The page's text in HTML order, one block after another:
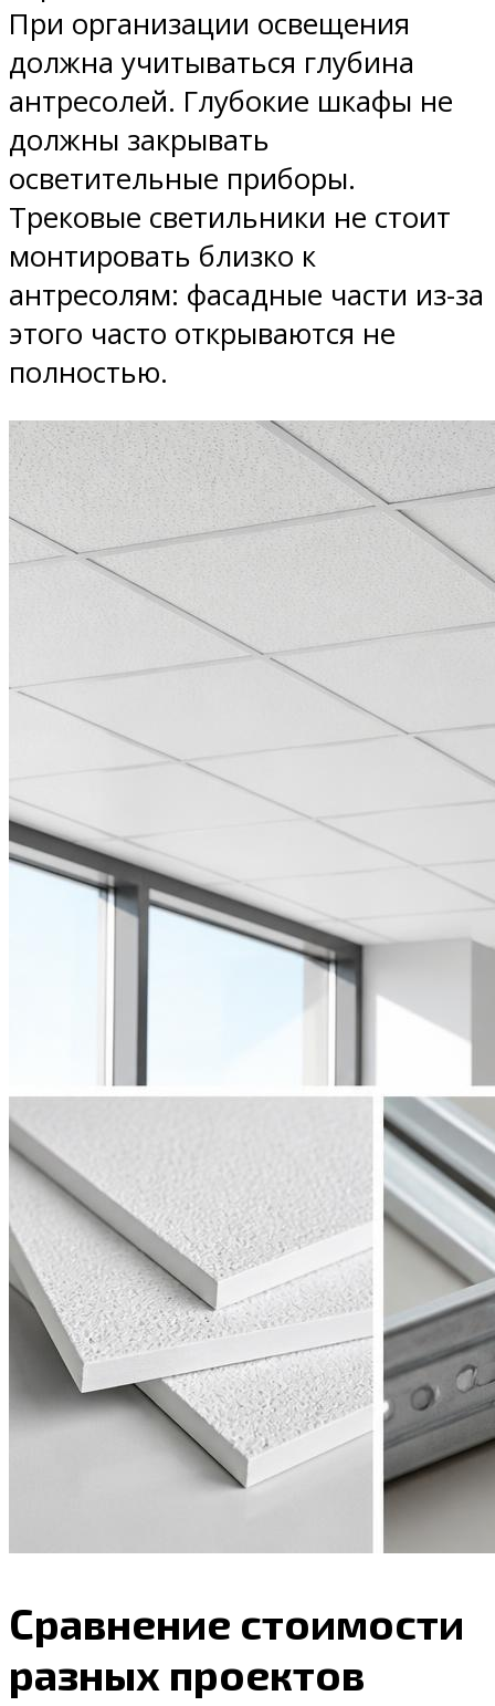
При организации освещения
должна учитываться глубина
антресолей. Глубокие шкафы не
должны закрывать
осветительные приборы.
Трековые светильники не стоит
монтировать близко к
антресолям: фасадные части из-за
этого часто открываются не
полностью.
Сравнение стоимости
разных проектов